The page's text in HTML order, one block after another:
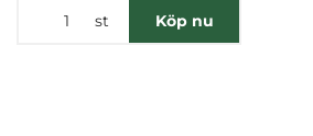
st Köp nu